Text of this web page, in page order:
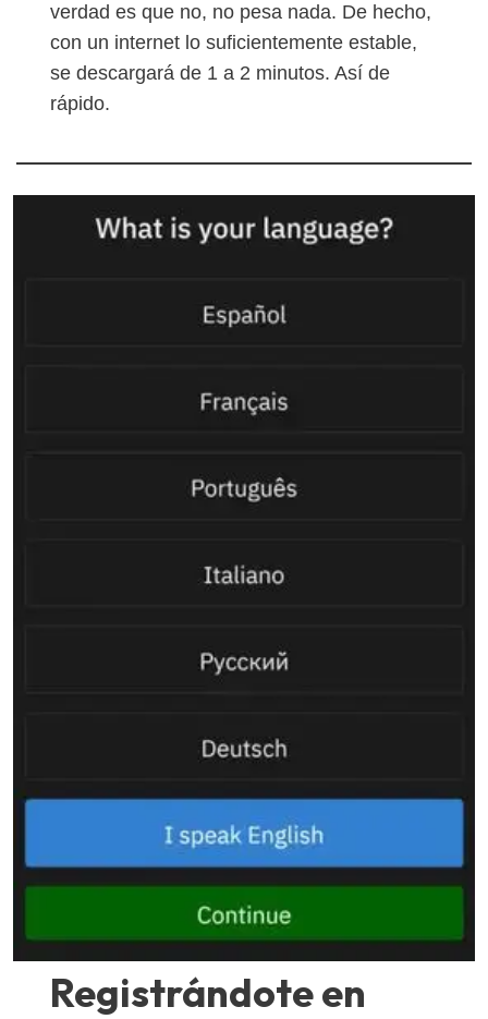
verdad es que no, no pesa nada. De hecho,
con un internet lo suficientemente estable,
se descargará de 1 a 2 minutos. Así de
rápido.
Registrándote en